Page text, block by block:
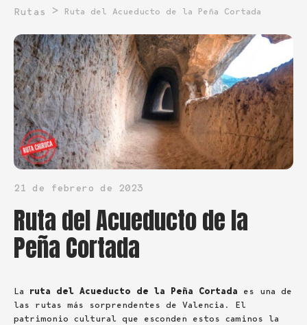
Rutas > Ruta del Acueducto de la Peña Cortada
21 de febrero de 2023
Ruta del Acueducto de la
Peña Cortada
La ruta del Acueducto de la Peña Cortada es una de
las rutas más sorprendentes de Valencia. El
patrimonio cultural que esconden estos caminos la